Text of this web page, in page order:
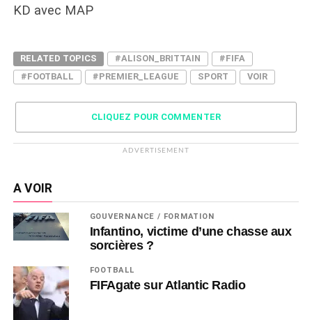
KD avec MAP
RELATED TOPICS #ALISON_BRITTAIN
#FIFA
#FOOTBALL
#PREMIER_LEAGUE SPORT VOIR
CLIQUEZ POUR COMMENTER
ADVERTISEMENT
A VOIR
GOUVERNANCE / FORMATION
Infantino, victime d’une chasse aux
sorcières ?
FOOTBALL
FIFAgate sur Atlantic Radio